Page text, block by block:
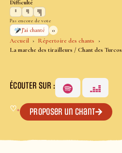
Accueil
Répertoire des chants
La marche des tirailleurs / Chant des Turcos
Difficulté
Pas encore de vote
J’ai chanté
0
ÉCOUTER SUR :
♡+ Proposer un chant